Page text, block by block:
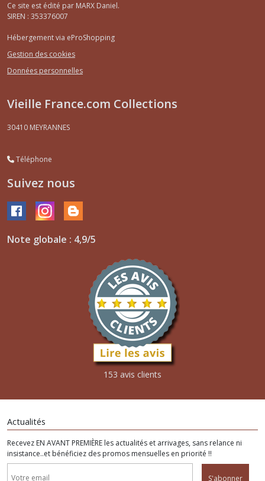
Ce site est édité par MARX Daniel.
SIREN : 353376007
Hébergement via eProShopping
Gestion des cookies
Données personnelles
Vieille France.com Collections
30410 MEYRANNES
Téléphone
Suivez nous
Note globale : 4,9/5
153 avis clients
Actualités
Recevez EN AVANT PREMIÈRE les actualités et arrivages, sans relance ni
insistance..et bénéficiez des promos mensuelles en priorité !!
S'abonner